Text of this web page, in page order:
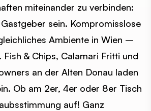
miteinander zu verbinden:
sein. Kompromisslose
Ambiente in Wien –
& Chips, Calamari Fritti und
an der Alten Donau laden
Ob am 2er, 4er oder 8er Tisch
auf! Ganz